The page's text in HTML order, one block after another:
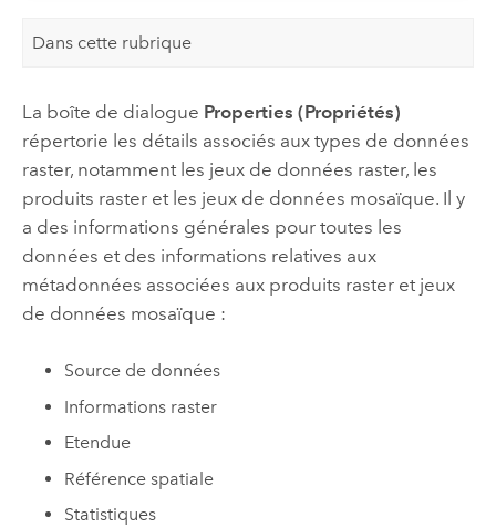
Dans cette rubrique
La boîte de dialogue Properties (Propriétés)
répertorie les détails associés aux types de données
raster, notamment les jeux de données raster, les
produits raster et les jeux de données mosaïque. Il y
a des informations générales pour toutes les
données et des informations relatives aux
métadonnées associées aux produits raster et jeux
de données mosaïque :
Source de données
Informations raster
Etendue
Référence spatiale
Statistiques